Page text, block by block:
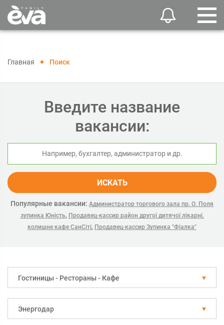
Главная Поиск
Введите название
вакансии:
ИСКАТЬ
Популярные вакансии: Администратор торгового зала пр. О. Поля
зупинка Юність, Продавец-кассир район другої дитячої лікарні,
колишне кафе СанСіті, Продавец-кассир Зупинка "Фіалка"
Гостиницы - Рестораны - Кафе
Энергодар